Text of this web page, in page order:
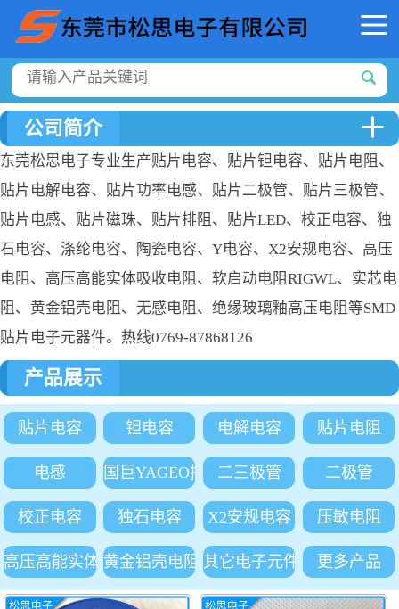
公司简介
东莞松思电子专业生产贴片电容、贴片钽电容、贴片电阻、
贴片电解电容、贴片功率电感、贴片二极管、贴片三极管、
贴片电感、贴片磁珠、贴片排阻、贴片LED、校正电容、独
石电容、涤纶电容、陶瓷电容、Y电容、X2安规电容、高压
电阻、高压高能实体吸收电阻、软启动电阻RIGWL、实芯电
阻、黄金铝壳电阻、无感电阻、绝缘玻璃釉高压电阻等SMD
贴片电子元器件。热线0769-87868126
产品展示
贴片电容 钽电容 电解电容 贴片电阻
电感 国巨YAGEO插件电阻
二三极管 二极管
校正电容 独石电容 X2安规电容 压敏电阻
高压高能实体吸收电阻
黄金铝壳电阻 其它电子元件 更多产品